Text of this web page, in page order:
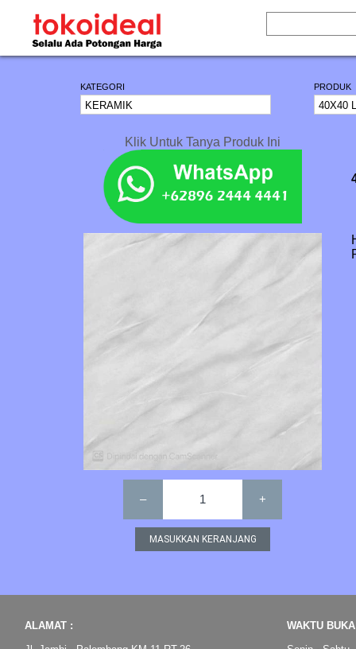
KATEGORI PRODUK
Klik Untuk Tanya Produk Ini
– 1 +
ALAMAT :
WAKTU